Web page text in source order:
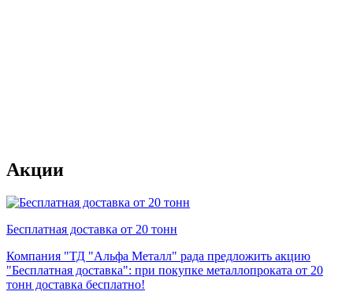
Акции
Бесплатная доставка от 20 тонн
Компания "ТД "Альфа Металл" рада предложить акцию
"Бесплатная доставка": при покупке металлопроката от 20
тонн доставка бесплатно!